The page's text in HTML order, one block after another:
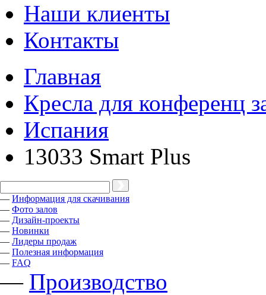
Наши клиенты
Контакты
Главная
Кресла для конференц
Испания
13033 Smart Plus
— Информация для скачивания
— Фото залов
— Дизайн-проекты
— Новинки
— Лидеры продаж
— Полезная информация
— FAQ
— Производство